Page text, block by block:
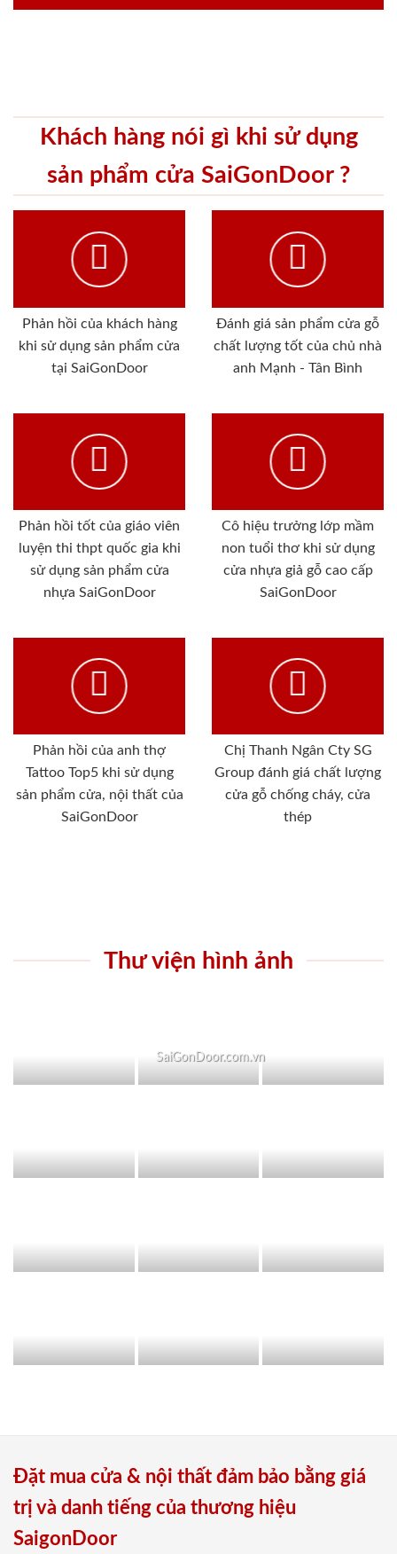
Khách hàng nói gì khi sử dụng
sản phẩm cửa SaiGonDoor ?
Phản hồi của khách hàng
khi sử dụng sản phẩm cửa
tại SaiGonDoor
Đánh giá sản phẩm cửa gỗ
chất lượng tốt của chủ nhà
anh Mạnh - Tân Bình
Phản hồi tốt của giáo viên
luyện thi thpt quốc gia khi
sử dụng sản phẩm cửa
nhựa SaiGonDoor
Cô hiệu trưởng lớp mầm
non tuổi thơ khi sử dụng
cửa nhựa giả gỗ cao cấp
SaiGonDoor
Phản hồi của anh thợ
Tattoo Top5 khi sử dụng
sản phẩm cửa, nội thất của
SaiGonDoor
Chị Thanh Ngân Cty SG
Group đánh giá chất lượng
cửa gỗ chống cháy, cửa
thép
Thư viện hình ảnh
SaiGonDoor.com.vn
Đặt mua cửa & nội thất đảm bảo bằng giá
trị và danh tiếng của thương hiệu
SaigonDoor